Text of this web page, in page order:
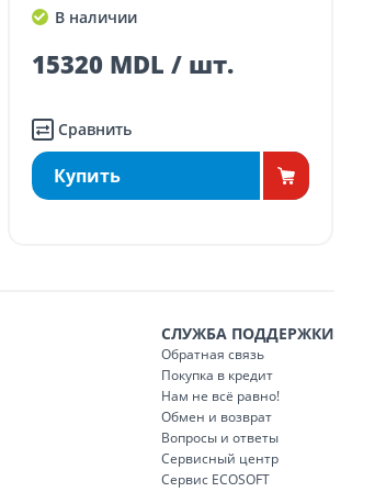
В наличии
1062 MDL / шт.
Сравнить
Купить
СЛУЖБА ПОДДЕРЖКИ
Обратная связь
Покупка в кредит
Нам не всё равно!
Обмен и возврат
Вопросы и ответы
Сервисный центр
Сервис ECOSOFT